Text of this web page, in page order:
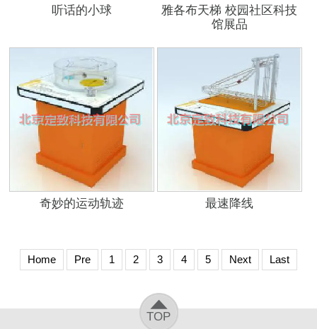
听话的小球
雅各布天梯 校园社区科技
馆展品
奇妙的运动轨迹 最速降线
Home Pre 1 2 3 4 5 Next Last
TOP